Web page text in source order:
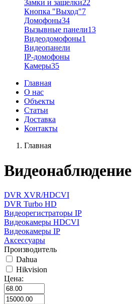
Замки и защелки22
Кнопка "Выход"7
Домофоны34
Вызывные панели13
Видеодомофоны1
Видеопанели
IP-домофоны
Камеры35
Главная
О нас
Объекты
Статьи
Доставка
Контакты
Главная
Видеонаблюдение
DVR XVR/HDCVI
DVR Turbo HD
Видеорегистраторы IP
Видеокамеры HDCVI
Видеокамеры IP
Аксессуары
Производитель
Dahua
Hikvision
Цена: